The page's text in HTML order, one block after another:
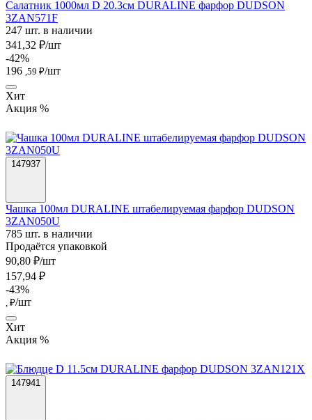
Салатник 1000мл D 20.3см DURALINE фарфор DUDSON
3ZAN571F
247 шт. в наличии
341,32 ₽/шт
-42%
196 ,59 ₽/шт
Хит
Акция %
147937
Чашка 100мл DURALINE штабелируемая фарфор DUDSON
3ZAN050U
785 шт. в наличии
Продаётся упаковкой
90,80 ₽/шт
157,94 ₽
-43%
, ₽/шт
Хит
Акция %
147941